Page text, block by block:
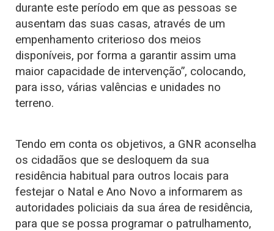
durante este período em que as pessoas se
ausentam das suas casas, através de um
empenhamento criterioso dos meios
disponíveis, por forma a garantir assim uma
maior capacidade de intervenção”, colocando,
para isso, várias valências e unidades no
terreno.
Tendo em conta os objetivos, a GNR aconselha
os cidadãos que se desloquem da sua
residência habitual para outros locais para
festejar o Natal e Ano Novo a informarem as
autoridades policiais da sua área de residência,
para que se possa programar o patrulhamento,